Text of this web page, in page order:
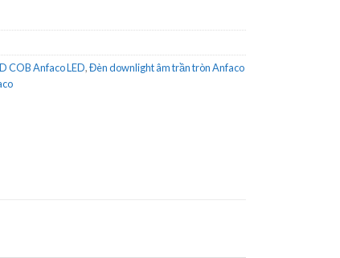
COB Anfaco LED,Đèn downlight âm trần tròn Anfaco